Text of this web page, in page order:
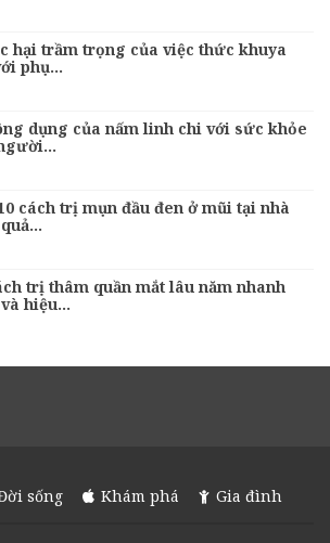
hại trầm trọng của việc thức khuya
phụ…
dụng của nấm linh chi với sức khỏe
cách trị mụn đầu đen ở mũi tại nhà
trị thâm quần mắt lâu năm nhanh
hiệu…
sống Khám phá Gia đình